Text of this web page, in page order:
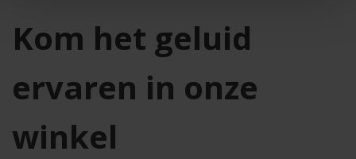
Kom het geluid
ervaren in onze
winkel